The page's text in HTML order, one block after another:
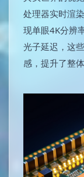
处理器实时渲
现单眼4K分辨
光子延迟，这
感，提升了整